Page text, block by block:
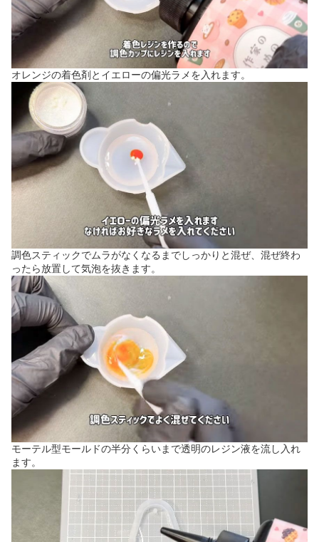
オレンジの着色剤とイエローの偏光ラメを入れます。
調色スティックでムラがなくなるまでしっかりと混ぜ、混ぜ終わ
ったら放置して気泡を抜きます。
モーテル型モールドの半分くらいまで透明のレジン液を流し入れ
ます。